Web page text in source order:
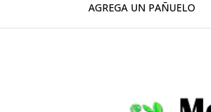
AGREGA UN PAÑUELO